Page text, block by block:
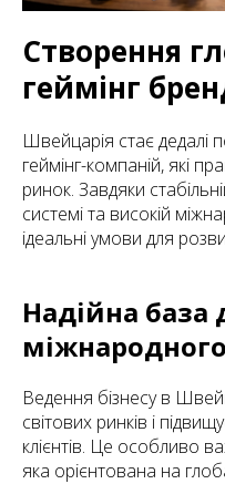
Створення
геймінг
Швейцарія стає
геймінг-компаній, які
ринок. Завдяки
системі та високій
ідеальні умови для
Надійна база
Ведення бізнесу в
світових ринків і
клієнтів. Це особливо
яка орієнтована на